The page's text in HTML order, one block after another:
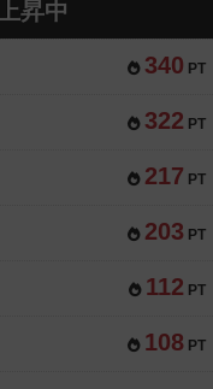
昇中
340 PT
322 PT
217 PT
203 PT
112 PT
108 PT